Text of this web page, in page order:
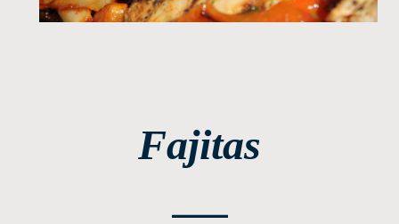
Fajitas